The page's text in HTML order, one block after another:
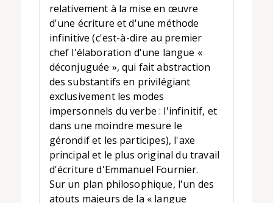
relativement à la mise en œuvre
d'une écriture et d'une méthode
infinitive (c'est-à-dire au premier
chef l'élaboration d'une langue «
déconjuguée », qui fait abstraction
des substantifs en privilégiant
exclusivement les modes
impersonnels du verbe : l'infinitif, et
dans une moindre mesure le
gérondif et les participes), l'axe
principal et le plus original du travail
d'écriture d'Emmanuel Fournier.
Sur un plan philosophique, l'un des
atouts majeurs de la « langue